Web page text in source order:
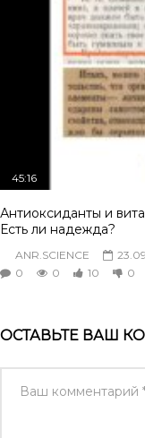
45:16
Антиоксиданты и
Есть ли надежда?
ANR.SCIENCE
0
0 10 0
ОСТАВЬТЕ ВАШ